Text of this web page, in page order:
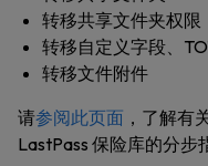
转移共享文件夹权限
转移自定义字段、
转移文件附件
请参阅此页面 ，了解有
LastPass 保险库的分步